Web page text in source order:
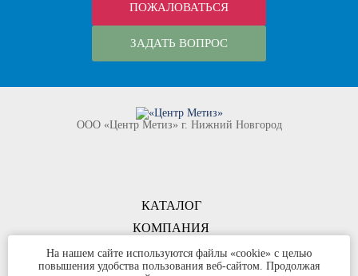
ПОЖАЛОВАТЬСЯ
ЗАДАТЬ ВОПРОС
КОМПАНИЯ
ООО «Центр Метиз» г. Нижний Новгород
КАТАЛОГ
КОНТАКТЫ
©ООО «Центр Метиз» 2000-2026
На нашем сайте используются файлы «cookie» с целью
повышения удобства пользования веб-сайтом. Продолжая